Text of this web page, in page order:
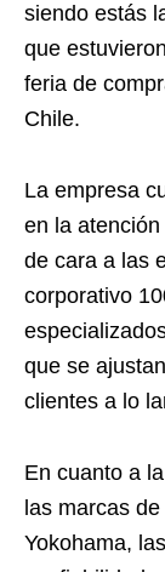
siendo estás
que
feria de
Chile.
La empresa
en la
de cara a las
corporativo
que se
clientes a lo
En cuanto a
las marcas
Yokohama,